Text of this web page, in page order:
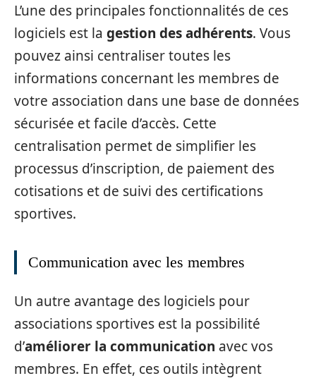
L’une des principales fonctionnalités de ces
logiciels est la gestion des adhérents. Vous
pouvez ainsi centraliser toutes les
informations concernant les membres de
votre association dans une base de données
sécurisée et facile d’accès. Cette
centralisation permet de simplifier les
processus d’inscription, de paiement des
cotisations et de suivi des certifications
sportives.
Communication avec les membres
Un autre avantage des logiciels pour
associations sportives est la possibilité
d’améliorer la communication avec vos
membres. En effet, ces outils intègrent